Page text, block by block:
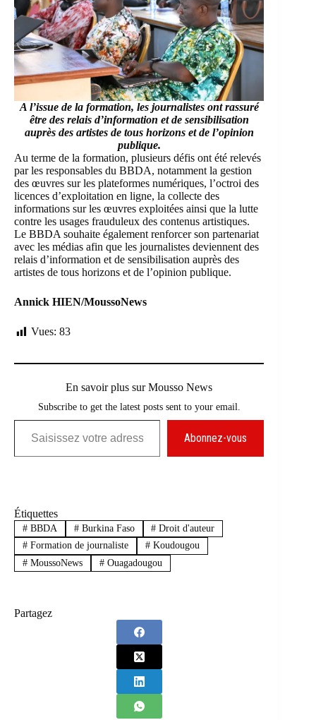
A l’issue de la formation, les journalistes ont rassuré
être des relais d’information et de sensibilisation
auprès des artistes de tous horizons et de l’opinion
publique.
Au terme de la formation, plusieurs défis ont été relevés
par les responsables du BBDA, notamment la gestion
des œuvres sur les plateformes numériques, l’octroi des
licences d’exploitation en ligne, la collecte des
informations sur les œuvres exploitées ainsi que la lutte
contre les usages frauduleux des contenus artistiques.
Le BBDAsouhaite également renforcer son partenariat
avec les médias afin que les journalistes deviennent des
relais d’information et de sensibilisation auprès des
artistes de tous horizons et de l’opinion publique.
Annick HIEN/MoussoNews
Vues: 83
En savoir plus sur Mousso News
Subscribe to get the latest posts sent to your email.
Saisissez votre adresse e-mail…
Abonnez-vous
Étiquettes
#BBDA #Burkina Faso # Droit d'auteur
#Formation de journaliste #Koudougou
#MoussoNews #Ouagadougou
Partagez